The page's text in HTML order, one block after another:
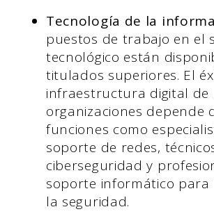
Tecnología de la
puestos de trabajo en el
tecnológico están
titulados superiores. El
infraestructura digital de
organizaciones depende
funciones como
soporte de redes,
ciberseguridad y
soporte informático
la seguridad.